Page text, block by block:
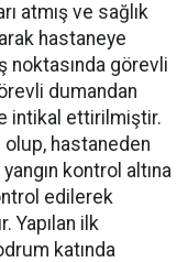
atmış ve sağlık
hastaneye
noktasında görevli
dumandan
intikal ettirilmiştir.
hastaneden
kontrol altına
edilerek
Yapılan ilk
katında